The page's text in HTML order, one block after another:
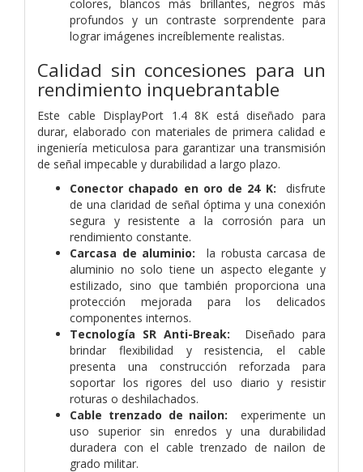
colores, blancos más brillantes, negros más
profundos y un contraste sorprendente para
lograr imágenes increíblemente realistas.
Calidad sin concesiones para un
rendimiento inquebrantable
Este cable DisplayPort 1.4 8K está diseñado para
durar, elaborado con materiales de primera calidad e
ingeniería meticulosa para garantizar una transmisión
de señal impecable y durabilidad a largo plazo.
Conector chapado en oro de 24 K: disfrute
de una claridad de señal óptima y una conexión
segura y resistente a la corrosión para un
rendimiento constante.
Carcasa de aluminio:
la robusta carcasa de
aluminio no solo tiene un aspecto elegante y
estilizado, sino que también proporciona una
protección mejorada para los delicados
componentes internos.
Tecnología SR Anti-Break: Diseñado para
brindar flexibilidad y resistencia, el cable
presenta una construcción reforzada para
soportar los rigores del uso diario y resistir
roturas o deshilachados.
Cable trenzado de nailon:
experimente un
uso superior sin enredos y una durabilidad
duradera con el cable trenzado de nailon de
grado militar.